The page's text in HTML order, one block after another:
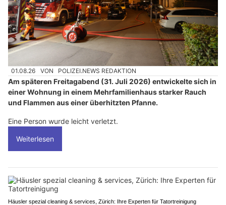
01.08.26 VON POLIZEI.NEWS REDAKTION
Am späteren Freitagabend (31. Juli 2026) entwickelte sich in
einer Wohnung in einem Mehrfamilienhaus starker Rauch
und Flammen aus einer überhitzten Pfanne.
Eine Person wurde leicht verletzt.
Weiterlesen
Häusler spezial cleaning & services, Zürich: Ihre Experten für Tatortreinigung